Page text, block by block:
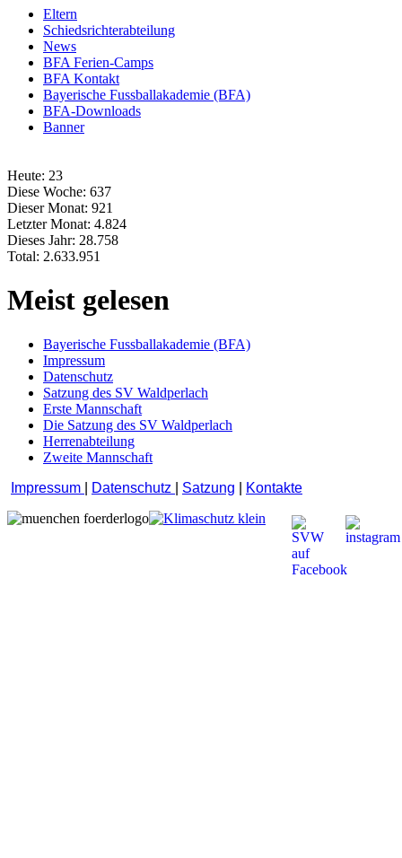
Eltern
Schiedsrichterabteilung
News
BFA Ferien-Camps
BFA Kontakt
Bayerische Fussballakademie (BFA)
BFA-Downloads
Banner
Heute: 23
Diese Woche: 637
Dieser Monat: 921
Letzter Monat: 4.824
Dieses Jahr: 28.758
Total: 2.633.951
Meist gelesen
Bayerische Fussballakademie (BFA)
Impressum
Datenschutz
Satzung des SV Waldperlach
Erste Mannschaft
Die Satzung des SV Waldperlach
Herrenabteilung
Zweite Mannschaft
Impressum
Datenschutz Satzung Kontakte